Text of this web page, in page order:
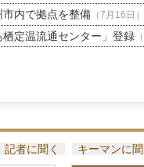
内で拠点を整備（7月16日）
定温流通センター」登録
記者に聞く キーマンに